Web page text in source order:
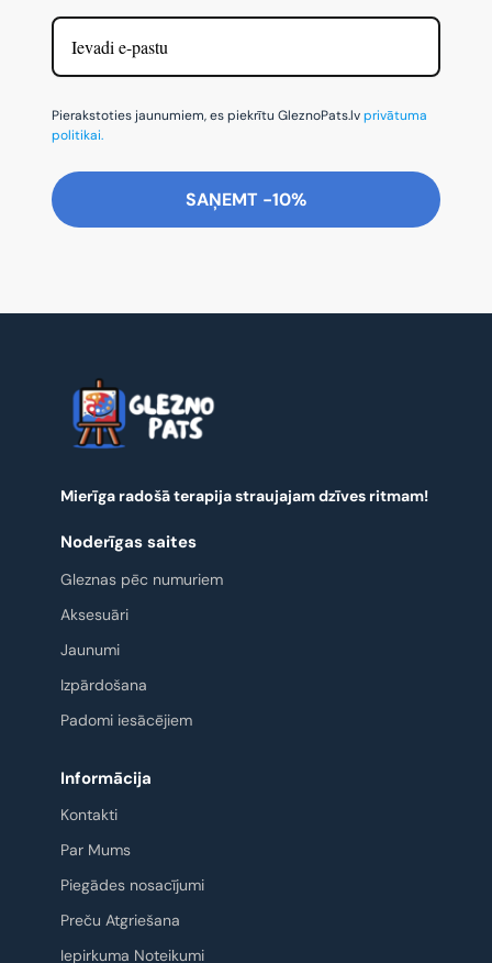
Pierakstoties jaunumiem, es piekrītu GleznoPats.lvprivātuma
politikai.
SAŅEMT -10%
Mierīga radošā terapija straujajam dzīves ritmam!
Noderīgas saites
Gleznas pēc numuriem
Aksesuāri
Jaunumi
Izpārdošana
Padomi iesācējiem
Informācija
Kontakti
Par Mums
Piegādes nosacījumi
Preču Atgriešana
Iepirkuma Noteikumi